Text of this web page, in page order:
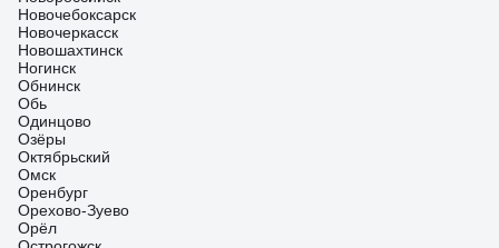
Новочебоксарск
Новочеркасск
Новошахтинск
Ногинск
Обнинск
Обь
Одинцово
Озёры
Октябрьский
Омск
Оренбург
Орехово-Зуево
Орёл